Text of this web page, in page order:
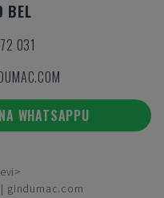
BEL
031
WHATSAPPU
gindumac.com